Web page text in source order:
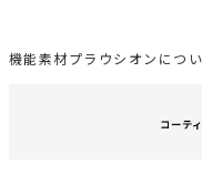
機能素材プラウシオンにつ